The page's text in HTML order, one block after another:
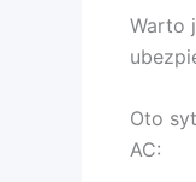
Warto
Oto
AC: